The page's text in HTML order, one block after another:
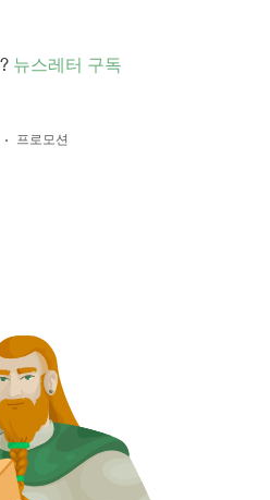
뉴스레터 구독
프로모션